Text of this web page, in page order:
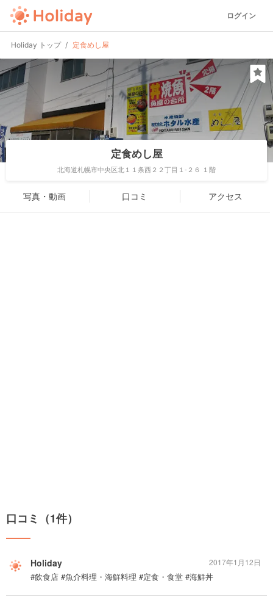
ログイン
Holiday トップ 定食めし屋
定食めし屋
北海道札幌市中央区北１１条西２２丁目１-２６ １階
写真・動画 口コミ アクセス
口コミ（1件）
Holiday
#飲食店 #魚介料理・海鮮料理 #定食・食堂 #海鮮丼
2017年1月12日